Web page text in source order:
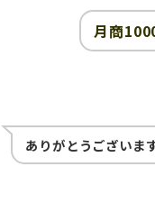
月商
ありがとうございま